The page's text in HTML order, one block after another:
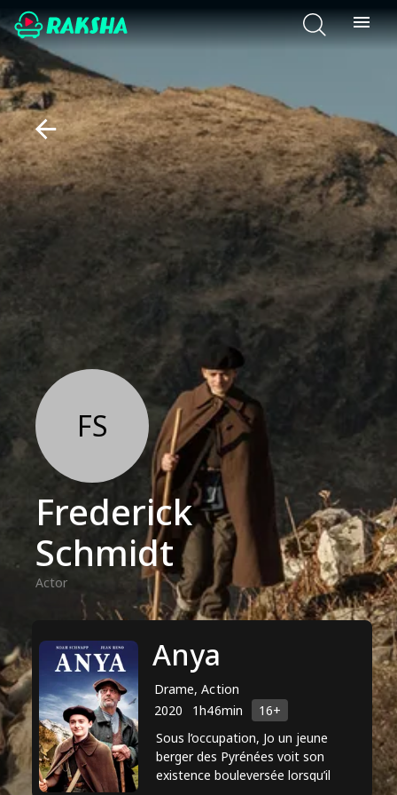
FS
Frederick
Schmidt
Actor
Anya
Drame, Action
2020
1h46min
16+
Sous l’occupation, Jo un jeune
berger des Pyrénées voit son
existence bouleversée lorsqu’il